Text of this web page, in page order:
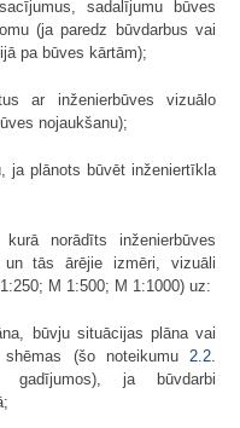
sadalījumu būves
(ja paredz būvdarbus vai
pa būves kārtām);
ar inženierbūves vizuālo
nojaukšanu);
ja plānots būvēt inženiertīkla
norādīts inženierbūves
un tās ārējie izmēri, vizuāli
M 1:500; M 1:1000) uz:
būvju situācijas plāna vai
shēmas (šo noteikumu 2.2
gadījumos), ja būvdarbi